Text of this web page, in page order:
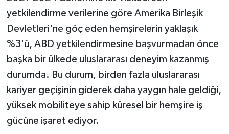
yetkilendirme verilerine göre Amerika Birleşik
Devletleri'ne göç eden hemşirelerin yaklaşık
%3'ü, ABD yetkilendirmesine başvurmadan önce
başka bir ülkede uluslararası deneyim kazanmış
durumda. Bu durum, birden fazla uluslararası
kariyer geçişinin giderek daha yaygın hale geldiği,
yüksek mobiliteye sahip küresel bir hemşire iş
gücüne işaret ediyor.